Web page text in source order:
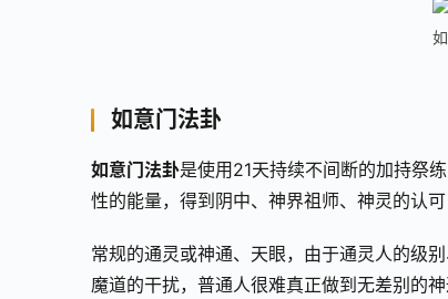
如意门法卦
如意门法卦是使用21天持续不间断的加持祭
性的能量，得到阴中、神界祖师、神灵的认可
常规的通灵或神通、天眼，由于通灵人的级
魔道的干扰，普通人很难真正做到无差别的